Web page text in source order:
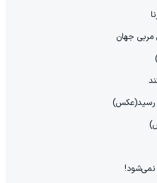
جهان
رسید(عکس)
نمی‌شود!